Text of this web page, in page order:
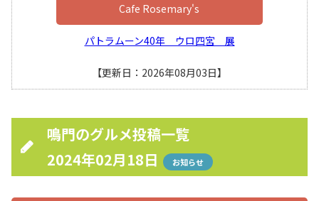
Cafe Rosemary's
パトラムーン40年 ウロ四宮 展
【更新日：2026年08月03日】
鳴門のグルメ投稿一覧
2024年02月18日
お知らせ